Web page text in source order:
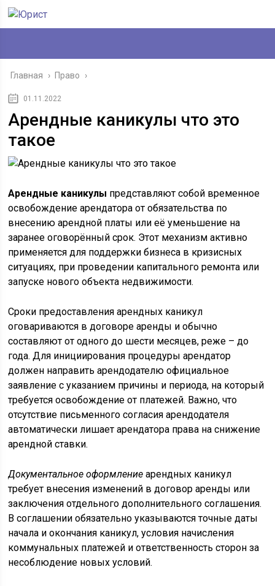
Главная › Право ›
01.11.2022
Арендные каникулы что это
такое
Арендные каникулы представляют собой временное
освобождение арендатора от обязательства по
внесению арендной платы или её уменьшение на
заранее оговорённый срок. Этот механизм активно
применяется для поддержки бизнеса в кризисных
ситуациях, при проведении капитального ремонта или
запуске нового объекта недвижимости.
Сроки предоставления арендных каникул
оговариваются в договоре аренды и обычно
составляют от одного до шести месяцев, реже – до
года. Для инициирования процедуры арендатор
должен направить арендодателю официальное
заявление с указанием причины и периода, на который
требуется освобождение от платежей. Важно, что
отсутствие письменного согласия арендодателя
автоматически лишает арендатора права на снижение
арендной ставки.
Документальное оформление арендных каникул
требует внесения изменений в договор аренды или
заключения отдельного дополнительного соглашения.
В соглашении обязательно указываются точные даты
начала и окончания каникул, условия начисления
коммунальных платежей и ответственность сторон за
несоблюдение новых условий.